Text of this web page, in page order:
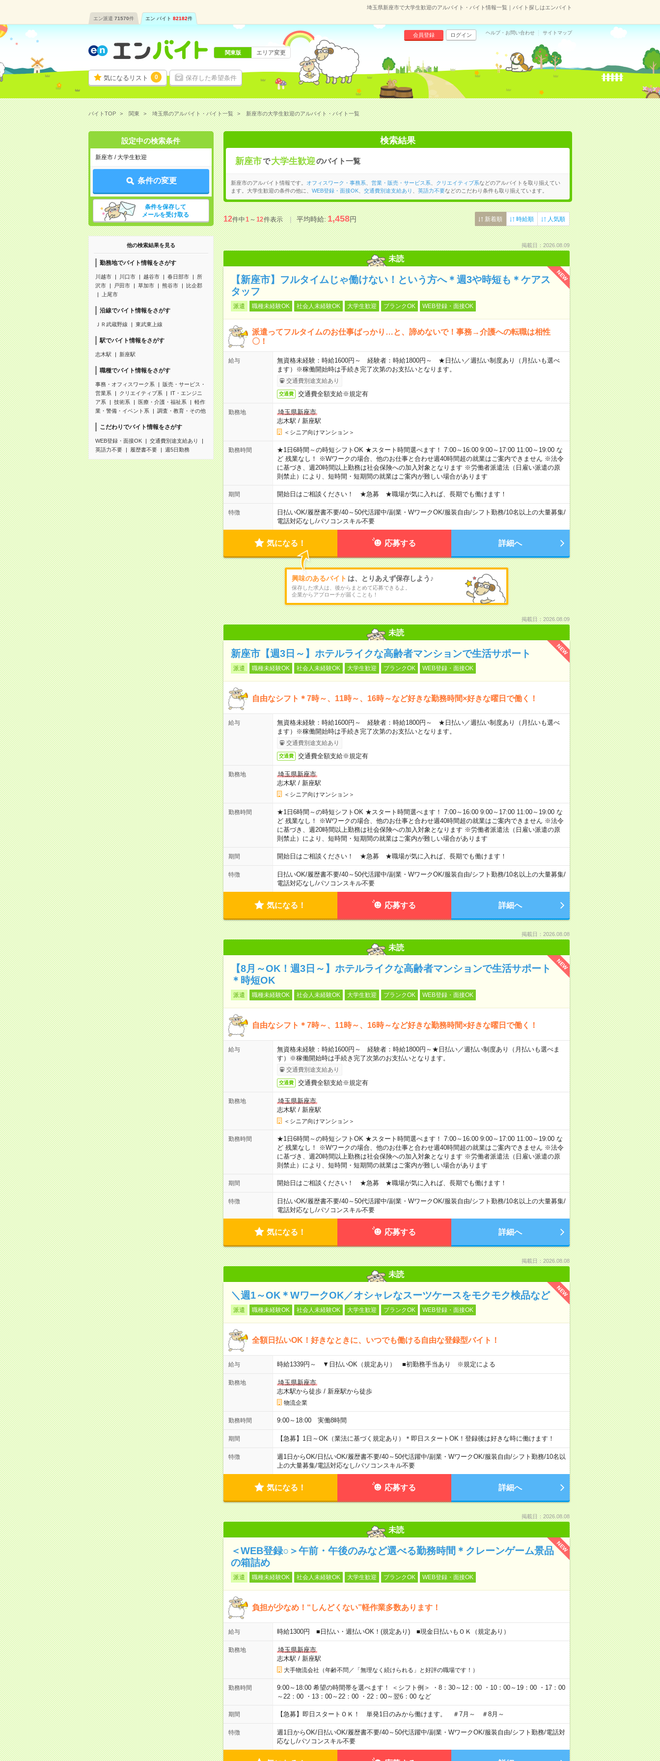
埼玉県新座市で大学生歓迎のアルバイト・バイト情報一覧｜バイト探しはエンバイト
エン派遣 71570件 エン バイト 82182件
気になるリスト 0 保存した希望条件
会員登録 ログイン ヘルプ・お問い合わせ サイトマップ
関東版 エリア変更
バイトTOP 関東 埼玉県のアルバイト・バイト一覧 新座市の大学生歓迎のアルバイト・バイト一覧
設定中の検索条件
新座市 / 大学生歓迎
条件の変更
条件を保存して
メールを受け取る
他の検索結果を見る
勤務地でバイト情報をさがす
川越市 川口市 越谷市 春日部市
所
沢市
戸田市 草加市 熊谷市
比企郡
上尾市
沿線でバイト情報をさがす
ＪＲ武蔵野線 東武東上線
駅でバイト情報をさがす
志木駅 新座駅
職種でバイト情報をさがす
事務・オフィスワーク系
販売・サービス・
営業系
クリエイティブ系
IT・エンジニ
ア系
技術系 医療・介護・福祉系
軽作
業・警備・イベント系
調査・教育・その他
こだわりでバイト情報をさがす
WEB登録・面接OK
交通費別途支給あり
英語力不要
履歴書不要 週5日勤務
検索結果
新座市で 大学生歓迎のバイト一覧
新座市のアルバイト情報です。 オフィスワーク・事務系 営業・販売・サービス系 クリエイティブ系などのアルバイトを取り揃えてい
ます。大学生歓迎の条件の他に、 WEB登録・面接OK、 交通費別途支給あり 英語力不要などのこだわり条件も取り揃えています。
12件中1～12件表示 平均時給:1,458円 新着順 時給順 人気順
掲載日：2026.08.09
未読
NEW
【新座市】フルタイムじゃ働けない！という方へ＊週3や時短も＊ケアス
タッフ
派遣 職種未経験OK 社会人未経験OK 大学生歓迎 ブランクOK WEB登録・面接OK
派遣ってフルタイムのお仕事ばっかり…と、諦めないで！事務→介護への転職は相性
〇！
給与
無資格未経験：時給1600円～ 経験者：時給1800円～ ★日払い／週払い制度あり（月払いも選べ
ます）※稼働開始時は手続き完了次第のお支払いとなります。
交通費別途支給あり
交通費 交通費全額支給※規定有
勤務地
埼玉県新座市
志木駅 / 新座駅
＜シニア向けマンション＞
勤務時間
★1日6時間～の時短シフトOK ★スタート時間選べます！ 7:00～16:00 9:00～17:00 11:00～19:00 な
ど 残業なし！ ※Wワークの場合、他のお仕事と合わせ週40時間超の就業はご案内できません ※法令
に基づき、週20時間以上勤務は社会保険への加入対象となります ※労働者派遣法（日雇い派遣の原
則禁止）により、短時間・短期間の就業はご案内が難しい場合があります
期間 開始日はご相談ください！ ★急募 ★職場が気に入れば、長期でも働けます！
特徴 日払いOK/履歴書不要/40～50代活躍中/副業・WワークOK/服装自由/シフト勤務/10名以上の大量募集/
電話対応なし/パソコンスキル不要
気になる！ 応募する 詳細へ
興味のあるバイト は、とりあえず保存しよう♪
保存した求人は、後からまとめて応募できるよ。
企業からアプローチが届くことも！
掲載日：2026.08.09
未読
NEW
新座市【週3日～】ホテルライクな高齢者マンションで生活サポート
派遣 職種未経験OK 社会人未経験OK 大学生歓迎 ブランクOK WEB登録・面接OK
自由なシフト＊7時～、11時～、16時～など好きな勤務時間×好きな曜日で働く！
給与
無資格未経験：時給1600円～ 経験者：時給1800円～ ★日払い／週払い制度あり（月払いも選べ
ます）※稼働開始時は手続き完了次第のお支払いとなります。
交通費別途支給あり
交通費 交通費全額支給※規定有
勤務地
埼玉県新座市
志木駅 / 新座駅
＜シニア向けマンション＞
勤務時間
★1日6時間～の時短シフトOK ★スタート時間選べます！ 7:00～16:00 9:00～17:00 11:00～19:00 な
ど 残業なし！ ※Wワークの場合、他のお仕事と合わせ週40時間超の就業はご案内できません ※法令
に基づき、週20時間以上勤務は社会保険への加入対象となります ※労働者派遣法（日雇い派遣の原
則禁止）により、短時間・短期間の就業はご案内が難しい場合があります
期間 開始日はご相談ください！ ★急募 ★職場が気に入れば、長期でも働けます！
特徴 日払いOK/履歴書不要/40～50代活躍中/副業・WワークOK/服装自由/シフト勤務/10名以上の大量募集/
電話対応なし/パソコンスキル不要
気になる！ 応募する 詳細へ
掲載日：2026.08.08
未読
NEW
【8月～OK！週3日～】ホテルライクな高齢者マンションで生活サポート
＊時短OK
派遣 職種未経験OK 社会人未経験OK 大学生歓迎 ブランクOK WEB登録・面接OK
自由なシフト＊7時～、11時～、16時～など好きな勤務時間×好きな曜日で働く！
給与
無資格未経験：時給1600円～ 経験者：時給1800円～★日払い／週払い制度あり（月払いも選べま
す）※稼働開始時は手続き完了次第のお支払いとなります。
交通費別途支給あり
交通費 交通費全額支給※規定有
勤務地
埼玉県新座市
志木駅 / 新座駅
＜シニア向けマンション＞
勤務時間
★1日6時間～の時短シフトOK ★スタート時間選べます！ 7:00～16:00 9:00～17:00 11:00～19:00 な
ど 残業なし！ ※Wワークの場合、他のお仕事と合わせ週40時間超の就業はご案内できません ※法令
に基づき、週20時間以上勤務は社会保険への加入対象となります ※労働者派遣法（日雇い派遣の原
則禁止）により、短時間・短期間の就業はご案内が難しい場合があります
期間 開始日はご相談ください！ ★急募 ★職場が気に入れば、長期でも働けます！
特徴 日払いOK/履歴書不要/40～50代活躍中/副業・WワークOK/服装自由/シフト勤務/10名以上の大量募集/
電話対応なし/パソコンスキル不要
気になる！ 応募する 詳細へ
掲載日：2026.08.08
未読
NEW
＼週1～OK＊WワークOK／オシャレなスーツケースをモクモク検品など
派遣 職種未経験OK 社会人未経験OK 大学生歓迎 ブランクOK WEB登録・面接OK
全額日払いOK！好きなときに、いつでも働ける自由な登録型バイト！
給与 時給1339円～ ▼日払いOK（規定あり） ■初勤務手当あり ※規定による
勤務地
埼玉県新座市
志木駅から徒歩/ 新座駅から徒歩
物流企業
勤務時間 9:00～18:00 実働8時間
期間 【急募】1日～OK（業法に基づく規定あり）＊即日スタートOK！登録後は好きな時に働けます！
特徴 週1日からOK/日払いOK/履歴書不要/40～50代活躍中/副業・WワークOK/服装自由/シフト勤務/10名以
上の大量募集/電話対応なし/パソコンスキル不要
気になる！ 応募する 詳細へ
掲載日：2026.08.08
未読
NEW
＜WEB登録○＞午前・午後のみなど選べる勤務時間＊クレーンゲーム景品
の箱詰め
派遣 職種未経験OK 社会人未経験OK 大学生歓迎 ブランクOK WEB登録・面接OK
負担が少なめ！“しんどくない”軽作業多数あります！
給与 時給1300円 ■日払い・週払いOK！(規定あり) ■現金日払いもＯＫ（規定あり）
勤務地
埼玉県新座市
志木駅 / 新座駅
大手物流会社（年齢不問／「無理なく続けられる」と好評の職場です！）
勤務時間
9:00～18:00 希望の時間帯を選べます！ ＜シフト例＞ ・8：30～12：00 ・10：00～19：00 ・17：00
～22：00 ・13：00～22：00 ・22：00～翌6：00 など
期間 【急募】即日スタートＯＫ！ 単発1日のみから働けます。 ＃7月～ ＃8月～
特徴 週1日からOK/日払いOK/履歴書不要/40～50代活躍中/副業・WワークOK/服装自由/シフト勤務/電話対
応なし/パソコンスキル不要